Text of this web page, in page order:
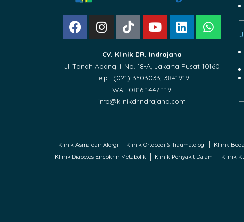
CV. Klinik DR. Indrajana
Jl. Tanah Abang III No. 18-A, Jakarta Pusat 10160
Telp : (021) 3503033, 3841919
WA : 0816-1447-119
info@klinikdrindrajana.com
Klinik Asma dan Alergi Klinik Ortopedi & Traumatologi Klinik
Klinik Diabetes Endokrin Metabolik
Klinik Penyakit Dalam Klinik